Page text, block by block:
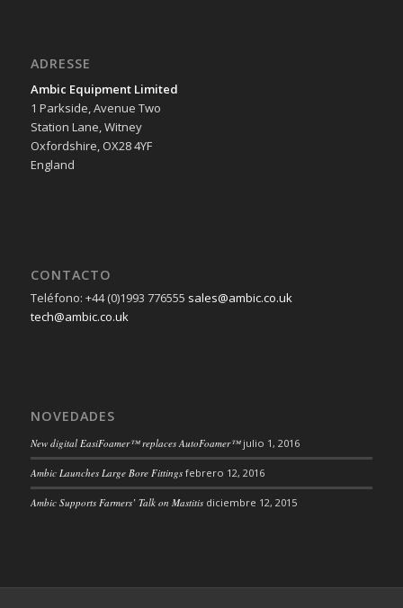
ADRESSE
Ambic Equipment Limited
1 Parkside, Avenue Two
Station Lane, Witney
Oxfordshire, OX28 4YF
England
CONTACTO
Teléfono: +44 (0)1993 776555 sales@ambic.co.uk
tech@ambic.co.uk
NOVEDADES
New digital EasiFoamer™ replaces AutoFoamer™ julio 1, 2016
Ambic Launches Large Bore Fittings febrero 12, 2016
Ambic Supports Farmers’ Talk on Mastitis diciembre 12, 2015